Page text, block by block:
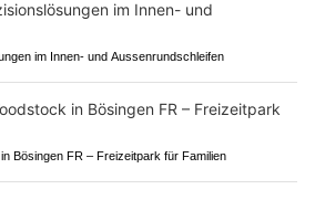
im Innen- und Aussenrundschleifen
Bösingen FR – Freizeitpark für Familien